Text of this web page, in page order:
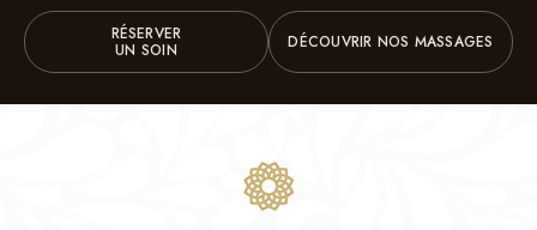
RÉSERVER
UN SOIN DÉCOUVRIR NOS MASSAGES